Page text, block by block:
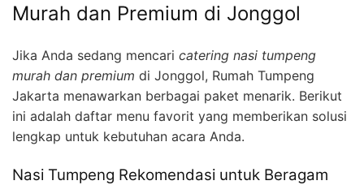
Murah dan Premium di Jonggol
Jika Anda sedang mencari catering nasi tumpeng
murah dan premium di Jonggol, Rumah Tumpeng
Jakarta menawarkan berbagai paket menarik. Berikut
ini adalah daftar menu favorit yang memberikan solusi
lengkap untuk kebutuhan acara Anda.
Nasi Tumpeng Rekomendasi untuk Beragam